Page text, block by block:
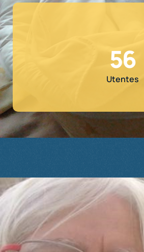
Utentes
56